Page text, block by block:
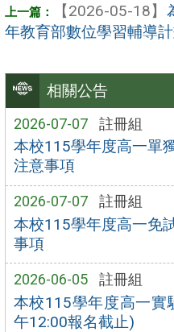
相關公告
2026-07-07 註冊組
本校115學年度高一單
注意事項
2026-07-07 註冊組
本校115學年度高一免
事項
2026-06-05 註冊組
本校115學年度高一實
午12:00報名截止)
【2026-05-18】
年教育部數位學習輔導